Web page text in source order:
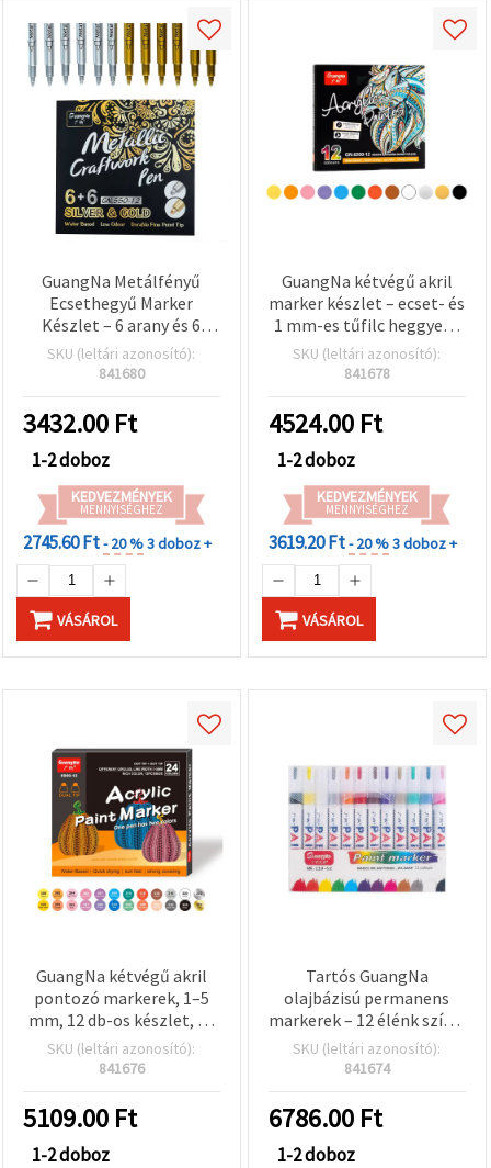
GuangNa Metálfényű
Ecsethegyű Marker
Készlet – 6 arany és 6
ezüst
SKU (leltári azonosító):
841680
3432.00 Ft
1-2 doboz
KEDVEZMÉNYEK
MENNYISÉGHEZ
2745.60 Ft- 20 %3 doboz +
VÁSÁROL
GuangNa kétvégű akril
marker készlet – ecset- és
1 mm-es tűfilc heggyel –
12 szín
SKU (leltári azonosító):
841678
4524.00 Ft
1-2 doboz
KEDVEZMÉNYEK
MENNYISÉGHEZ
3619.20 Ft- 20 %3 doboz +
VÁSÁROL
GuangNa kétvégű akril
pontozó markerek, 1–5
mm, 12 db-os készlet, 24
szín
SKU (leltári azonosító):
841676
5109.00 Ft
1-2 doboz
Tartós GuangNa
olajbázisú permanens
markerek – 12 élénk szín –
íráshoz és dekoráláshoz
minden felületre
SKU (leltári azonosító):
841674
6786.00 Ft
1-2 doboz